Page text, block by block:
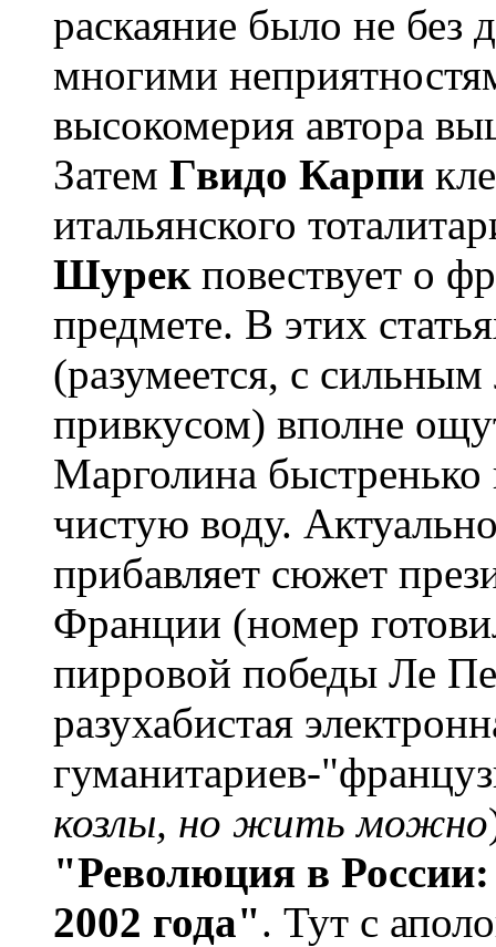
раскаяние было не без
многими
высокомерия автора
Затем Гвидо Карпи
итальянского
Шурекповествует о
предмете. В этих
(разумеется, с
привкусом) вполне
Марголина
чистую воду.
прибавляет сюжет
Франции (номер
пирровой победы Ле
разухабистая
гуманитариев-
козлы, но жить можно
"Революция в
2002 года". Тут с